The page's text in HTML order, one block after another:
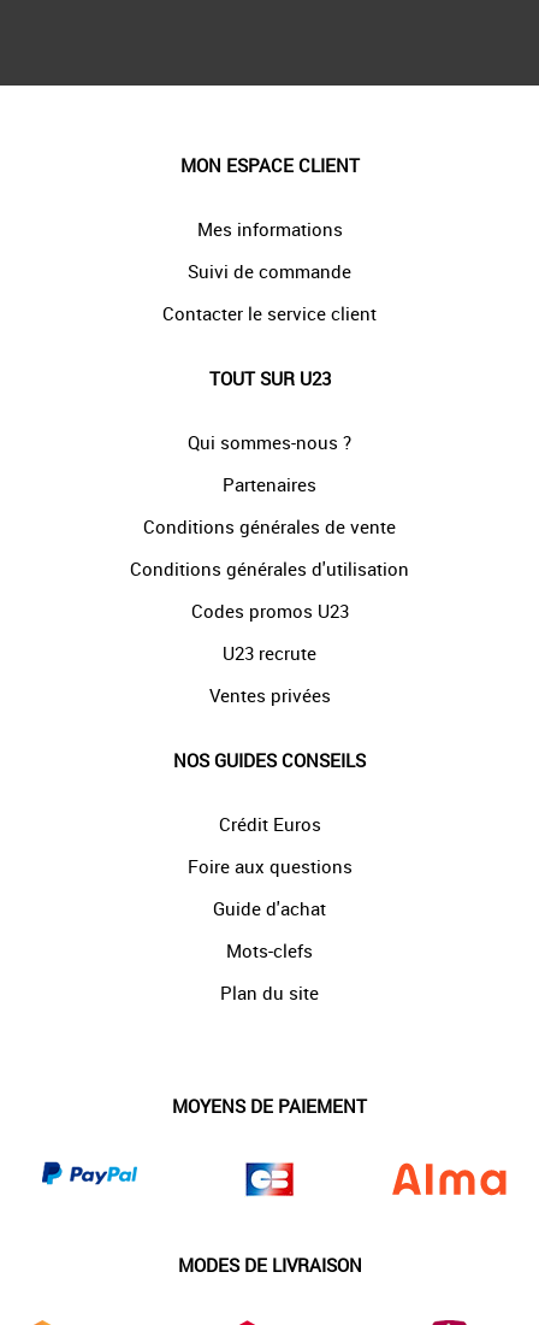
MON ESPACE CLIENT
Mes informations
Suivi de commande
Contacter le service client
TOUT SUR U23
Qui sommes-nous ?
Partenaires
Conditions générales de vente
Conditions générales d'utilisation
Codes promos U23
U23 recrute
Ventes privées
NOS GUIDES CONSEILS
Crédit Euros
Foire aux questions
Guide d'achat
Mots-clefs
Plan du site
MOYENS DE PAIEMENT
MODES DE LIVRAISON